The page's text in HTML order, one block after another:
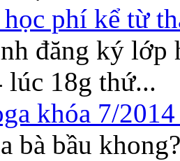
phí kể từ
đăng ký lớp
lúc 18g thứ...
khóa 7/
bà bầu khong?